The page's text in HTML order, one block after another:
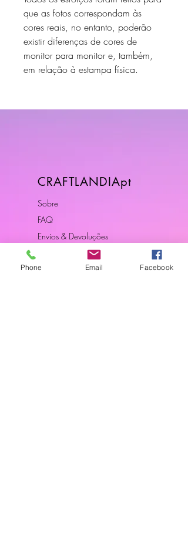
que as fotos correspondam às
cores reais, no entanto, poderão
existir diferenças de cores de
monitor para monitor e, também,
em relação à estampa física.
CRAFTLANDIApt
Sobre
FAQ
Envios & Devoluções
Política da Loja
Contactos
Phone Email Facebook